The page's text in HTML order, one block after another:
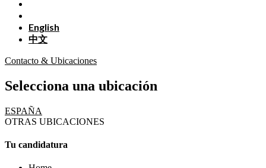
English
中文
Contacto & Ubicaciones
Selecciona una ubicación
ESPAÑA
OTRAS UBICACIONES
Tu candidatura